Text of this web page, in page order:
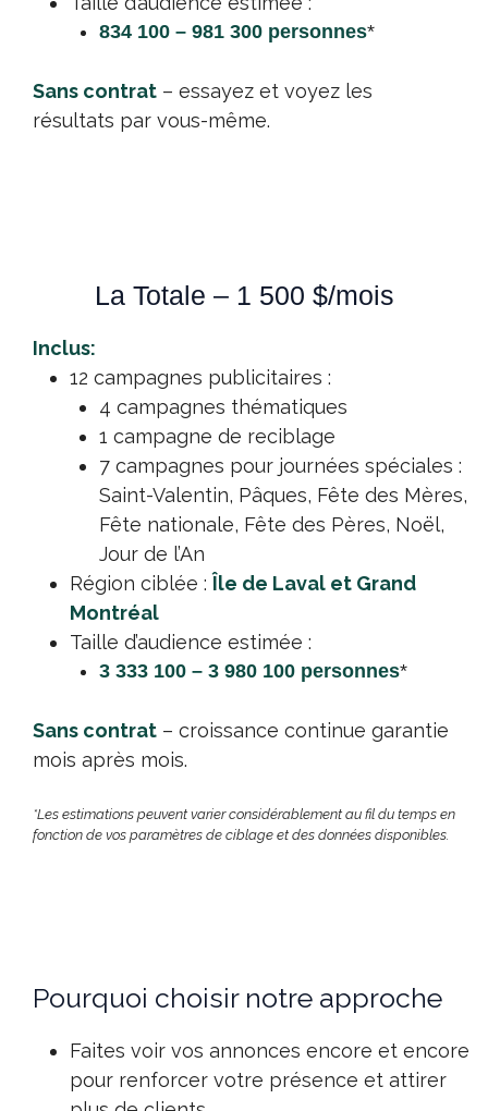
834 100 – 981 300 personnes*
Sans contrat – essayez et voyez les
résultats par vous-même.
La Totale – 1 500 $/mois
Inclus:
12 campagnes publicitaires :
4 campagnes thématiques
1 campagne de reciblage
7 campagnes pour journées spéciales :
Saint-Valentin, Pâques, Fête des Mères,
Fête nationale, Fête des Pères, Noël,
Jour de l’An
Région ciblée : Île de Laval et Grand
Montréal
Taille d’audience estimée :
3 333 100 – 3 980 100 personnes*
Sans contrat – croissance continue garantie
mois après mois.
*Les estimations peuvent varier considérablement au fil du temps en
fonction de vos paramètres de ciblage et des données disponibles.
Pourquoi choisir notre approche
Faites voir vos annonces encore et encore
pour renforcer votre présence et attirer